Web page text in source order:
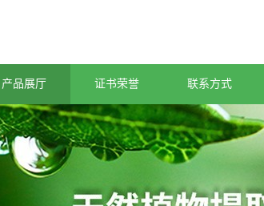
产品展厅 证书荣誉 联系方式